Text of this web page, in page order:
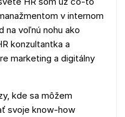
v internom
na voľnú nohu ako
konzultantka a
marketing a digitálny
kde sa môžem
svoje know-how